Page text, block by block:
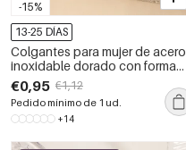
-15%
13-25 DÍAS
Colgantes para mujer de acero
inoxidable dorado con forma
irregular policromada,
resistentes al agua y al
deslustre.
€0,95 €1,12
Pedido mínimo de 1 ud.
+14